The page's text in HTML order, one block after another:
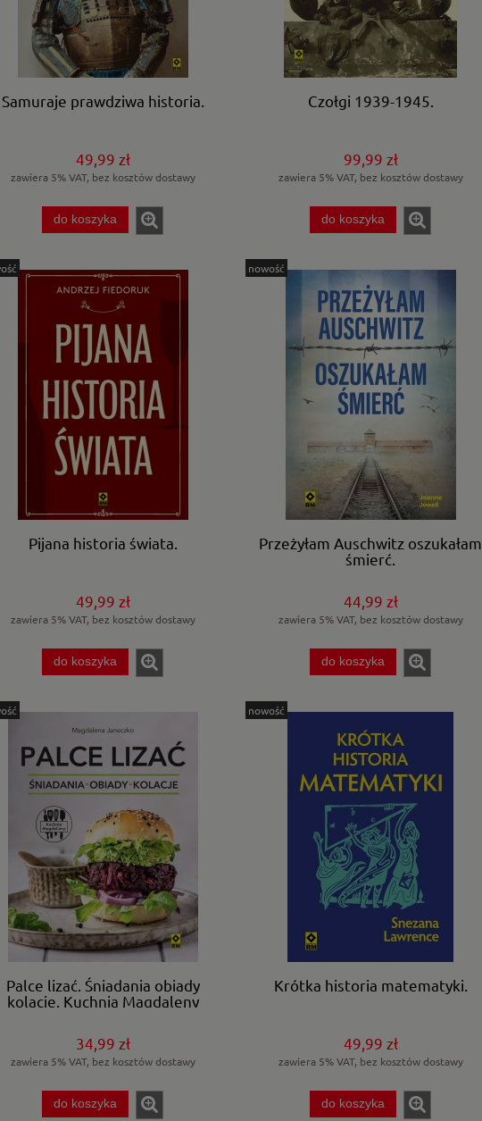
Samuraje prawdziwa historia.
49,99 zł
zawiera 5% VAT, bez kosztów dostawy
do koszyka
Czołgi 1939-1945.
99,99 zł
zawiera 5% VAT, bez kosztów dostawy
do koszyka
Pijana historia świata.
49,99 zł
zawiera 5% VAT, bez kosztów dostawy
do koszyka
Przeżyłam Auschwitz oszukałam
śmierć.
44,99 zł
zawiera 5% VAT, bez kosztów dostawy
do koszyka
nowość
Palce lizać. Śniadania obiady
kolacje. Kuchnia Magdaleny
34,99 zł
zawiera 5% VAT, bez kosztów dostawy
do koszyka
Krótka historia matematyki.
49,99 zł
zawiera 5% VAT, bez kosztów dostawy
do koszyka
nowość